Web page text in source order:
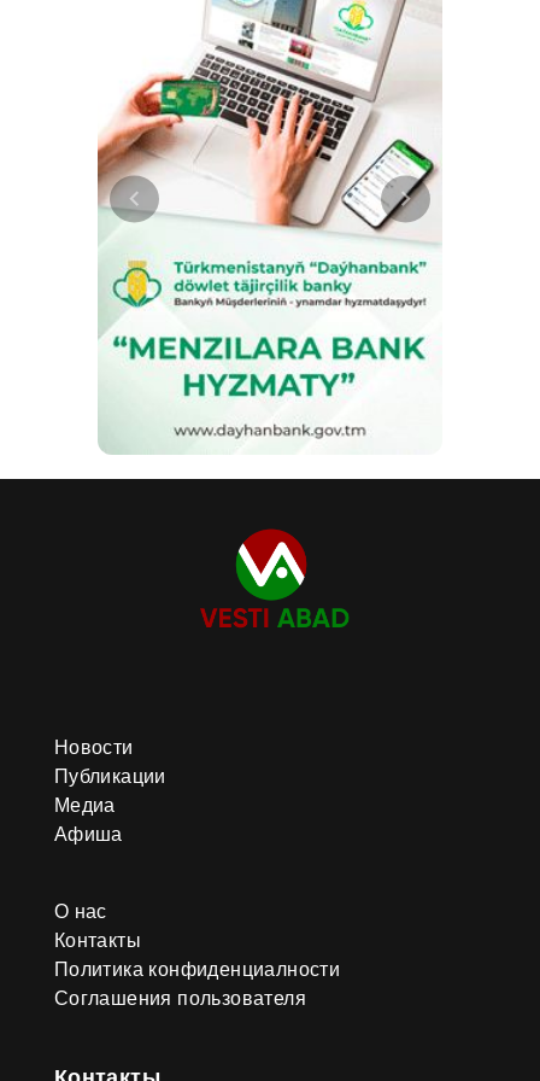
Новости
Публикации
Медиа
Афиша
О нас
Контакты
Политика конфиденциалности
Соглашения пользователя